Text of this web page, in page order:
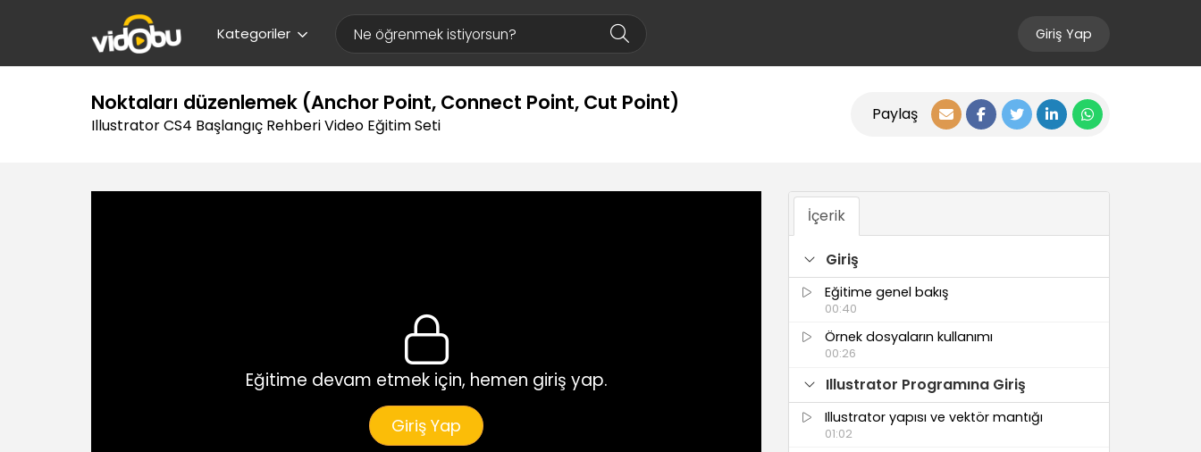
Kategoriler Giriş Yap
Noktaları düzenlemek (Anchor Point, Connect Point, Cut Point)
Illustrator CS4 Başlangıç Rehberi Video Eğitim Seti
Paylaş
Eğitime devam etmek için, hemen giriş yap.
Giriş Yap
İçerik
Giriş
Eğitime genel bakış
00:40
Örnek dosyaların kullanımı
00:26
Illustrator Programına Giriş
Illustrator yapısı ve vektör mantığı
01:02